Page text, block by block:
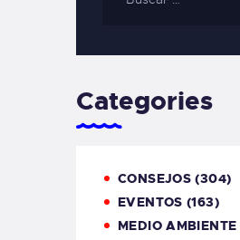
Categories
CONSEJOS (304)
EVENTOS (163)
MEDIO AMBIENTE